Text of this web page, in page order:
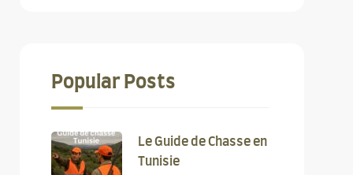
Popular Posts
Le Guide de Chasse en
Tunisie